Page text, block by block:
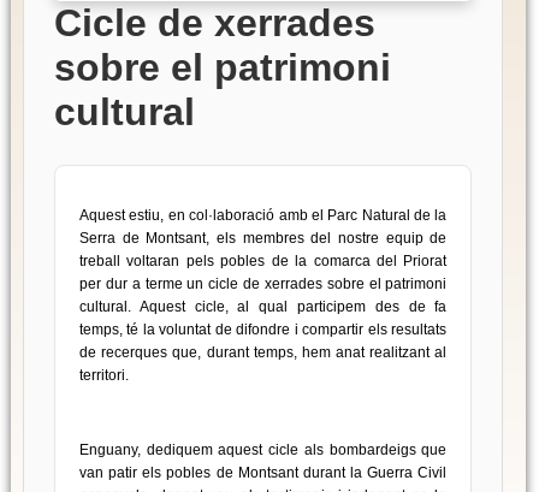
Cicle de xerrades
sobre el patrimoni
cultural
Aquest estiu, en col·laboració amb el Parc Natural de la
Serra de Montsant, els membres del nostre equip de
treball voltaran pels pobles de la comarca del Priorat
per dur a terme un cicle de xerrades sobre el patrimoni
cultural. Aquest cicle, al qual participem des de fa
temps, té la voluntat de difondre i compartir els resultats
de recerques que, durant temps, hem anat realitzant al
territori.
Enguany, dediquem aquest cicle als bombardeigs que
van patir els pobles de Montsant durant la Guerra Civil